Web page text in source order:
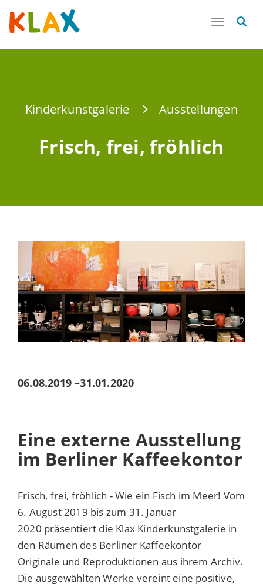
Toggle
Kinderkunstgalerie Ausstellungen
Frisch, frei, fröhlich
06.08.2019 –31.01.2020
Eine externe Ausstellung
im Berliner Kaffeekontor
Frisch, frei, fröhlich - Wie ein Fisch im Meer! Vom
6. August 2019 bis zum 31. Januar
2020 präsentiert die Klax Kinderkunstgalerie in
den Räumen des Berliner Kaffeekontor
Originale und Reproduktionen aus ihrem Archiv.
Die ausgewählten Werke vereint eine positive,